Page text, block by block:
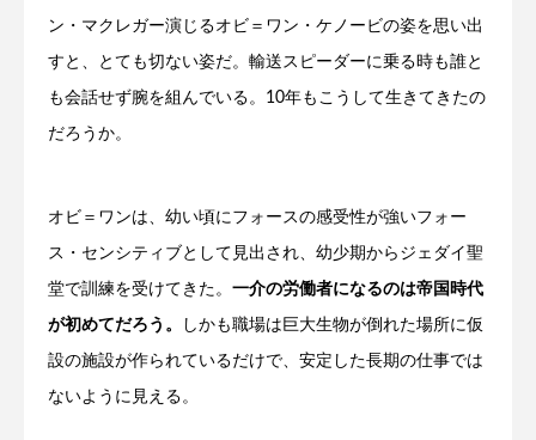
ン・マクレガー演じるオビ＝ワン・ケノービの姿を思い出
すと、とても切ない姿だ。輸送スピーダーに乗る時も誰と
も会話せず腕を組んでいる。10年もこうして生きてきたの
だろうか。
オビ＝ワンは、幼い頃にフォースの感受性が強いフォー
ス・センシティブとして見出され、幼少期からジェダイ聖
堂で訓練を受けてきた。 一介の労働者になるのは帝国時代
が初めてだろう。 しかも職場は巨大生物が倒れた場所に仮
設の施設が作られているだけで、安定した長期の仕事では
ないように見える。